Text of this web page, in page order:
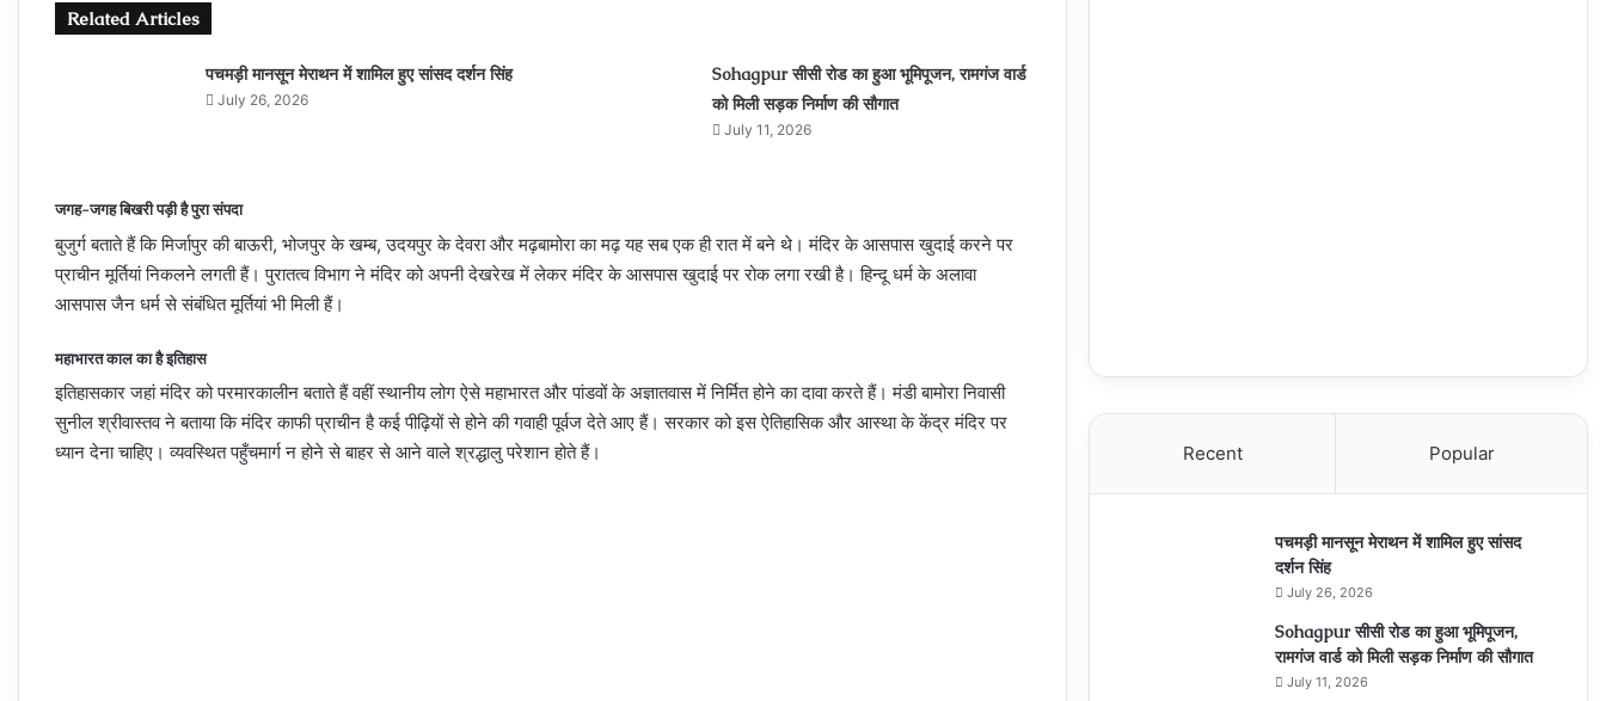
Related Articles
पचमड़ी मानसून मेराथन में शामिल हुए सांसद दर्शन सिंह
July 26, 2026
Sohagpur सीसी रोड का हुआ भूमिपूजन, रामगंज वार्ड
को मिली सड़क निर्माण की सौगात
July 11, 2026
जगह-जगह बिखरी पड़ी है पुरा संपदा
बुजुर्ग बताते हैं कि मिर्जापुर की बाऊरी, भोजपुर के खम्ब, उदयपुर के देवरा और मढ़बामोरा का मढ़ यह सब एक ही रात में बने थे। मंदिर के आसपास खुदाई करने पर
प्राचीन मूर्तियां निकलने लगती हैं। पुरातत्व विभाग ने मंदिर को अपनी देखरेख में लेकर मंदिर के आसपास खुदाई पर रोक लगा रखी है। हिन्दू धर्म के अलावा
आसपास जैन धर्म से संबंधित मूर्तियां भी मिली हैं।
महाभारत काल का है इतिहास
इतिहासकार जहां मंदिर को परमारकालीन बताते हैं वहीं स्थानीय लोग ऐसे महाभारत और पांडवों के अज्ञातवास में निर्मित होने का दावा करते हैं। मंडी बामोरा निवासी
सुनील श्रीवास्तव ने बताया कि मंदिर काफी प्राचीन है कई पीढ़ियों से होने की गवाही पूर्वज देते आए हैं। सरकार को इस ऐतिहासिक और आस्था के केंद्र मंदिर पर
ध्यान देना चाहिए। व्यवस्थित पहुँचमार्ग न होने से बाहर से आने वाले श्रद्धालु परेशान होते हैं।
Recent Popular
पचमड़ी मानसून मेराथन में शामिल हुए सांसद
दर्शन सिंह
July 26, 2026
Sohagpur सीसी रोड का हुआ भूमिपूजन,
रामगंज वार्ड को मिली सड़क निर्माण की सौगात
July 11, 2026